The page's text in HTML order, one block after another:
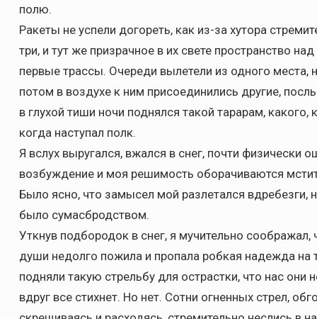
полю.
Ракеты не успели догореть, как из-за хутора
три, и тут же призрачное в их свете пространство
первые трассы. Очереди вылетели из одного места,
потом в воздухе к ним присоединились другие,
в глухой тиши ночи поднялся такой тарарам,
когда наступал полк.
Я вслух выругался, вжался в снег, почти физически
возбуждение и моя решимость оборачиваются
Было ясно, что замысел мой разлетался вдребезги,
было сумасбродством.
Уткнув подбородок в снег, я мучительно соображал,
души недолго пожила и пропала робкая надежда на
подняли такую стрельбу для острастки, что нас они
вдруг все стихнет. Но нет. Сотни огненных стрел,